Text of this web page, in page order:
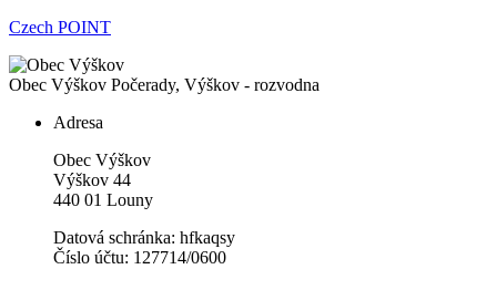
Czech POINT
Obec Výškov Počerady, Výškov - rozvodna
Adresa
Obec Výškov
Výškov 44
440 01 Louny
Datová schránka: hfkaqsy
Číslo účtu: 127714/0600